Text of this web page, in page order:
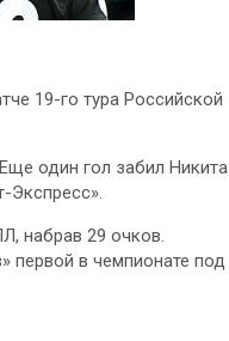
19-го тура Российской
один гол забил Никита
Экспресс».
набрав 29 очков.
первой в чемпионате под